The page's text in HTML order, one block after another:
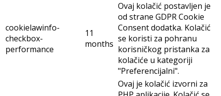
cookielawinfo-
checkbox-
performance
11
months
Ovaj kolačić postavljen je
od strane GDPR Cookie
Consent dodatka. Kolačić
se koristi za pohranu
korisničkog pristanka za
kolačiće u kategoriji
"Preferencijalni".
Ovaj je kolačić izvorni za